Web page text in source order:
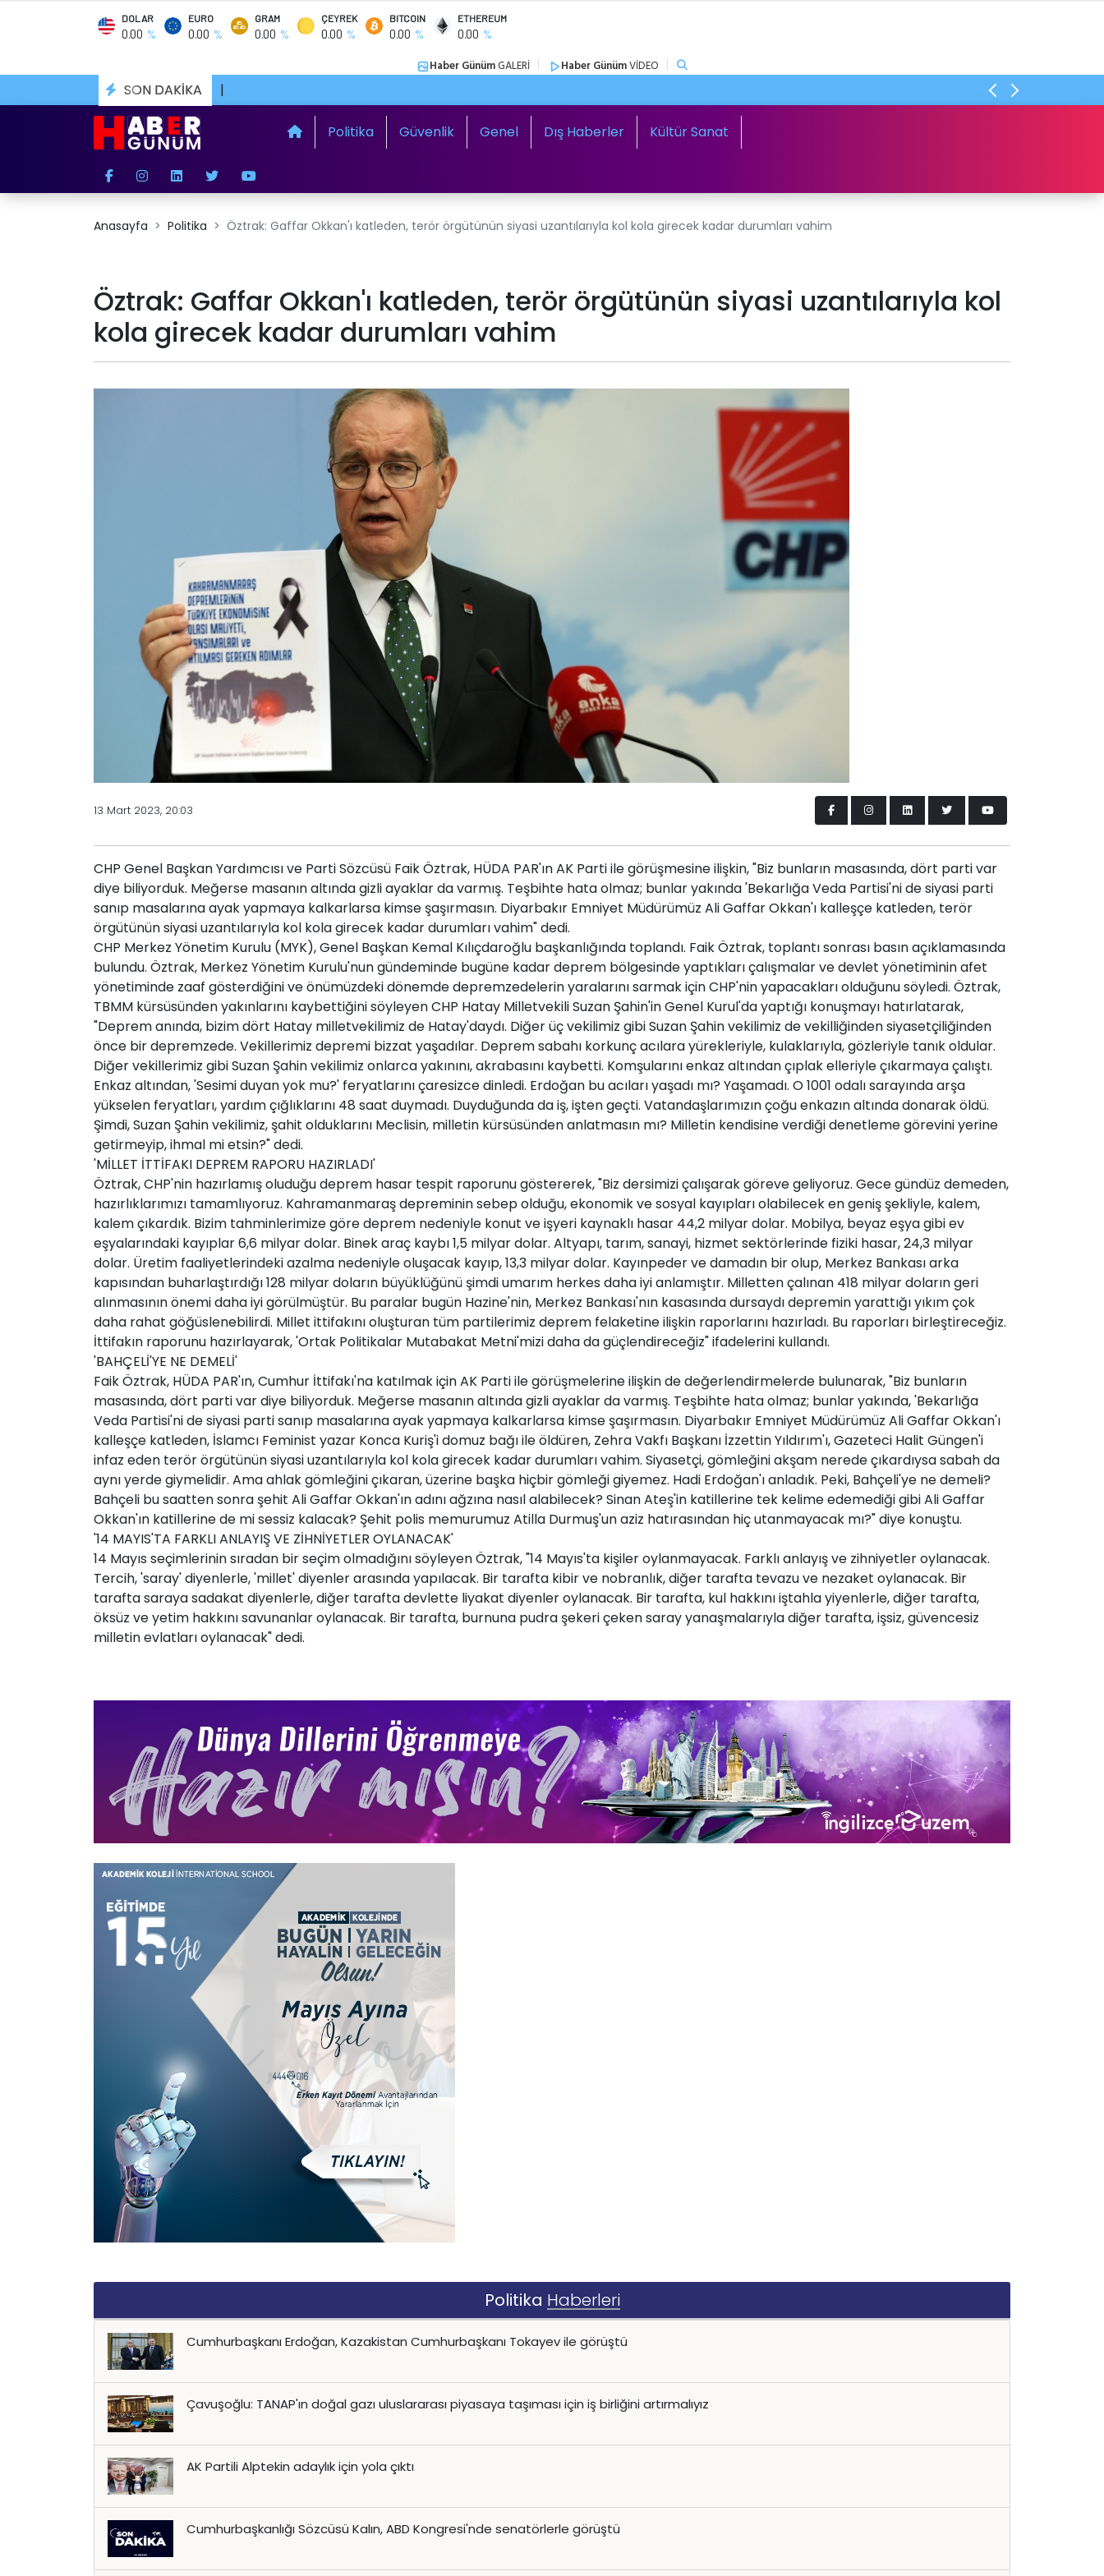
DOLAR
0.00 %
EURO
0.00 %
GRAM
0.00 %
ÇEYREK
0.00 %
BITCOIN
0.00 %
ETHEREUM
0.00 %
Haber GünümGALERİ | Haber GünümVİDEO |
SON DAKİKA
|
Politika Güvenlik Genel Dış Haberler Kültür Sanat
Anasayfa Politika Öztrak: Gaffar Okkan'ı katleden, terör örgütünün siyasi uzantılarıyla kol kola girecek kadar durumları vahim
Öztrak: Gaffar Okkan'ı katleden, terör örgütünün siyasi uzantılarıyla kol
kola girecek kadar durumları vahim
13 Mart 2023, 20:03
CHP Genel Başkan Yardımcısı ve Parti Sözcüsü Faik Öztrak, HÜDA PAR'ın AK Parti ile görüşmesine ilişkin, "Biz bunların masasında, dört parti var
diye biliyorduk. Meğerse masanın altında gizli ayaklar da varmış. Teşbihte hata olmaz; bunlar yakında 'Bekarlığa Veda Partisi'ni de siyasi parti
sanıp masalarına ayak yapmaya kalkarlarsa kimse şaşırmasın. Diyarbakır Emniyet Müdürümüz Ali Gaffar Okkan'ı kalleşçe katleden, terör
örgütünün siyasi uzantılarıyla kol kola girecek kadar durumları vahim" dedi.
CHP Merkez Yönetim Kurulu (MYK), Genel Başkan Kemal Kılıçdaroğlu başkanlığında toplandı. Faik Öztrak, toplantı sonrası basın açıklamasında
bulundu. Öztrak, Merkez Yönetim Kurulu'nun gündeminde bugüne kadar deprem bölgesinde yaptıkları çalışmalar ve devlet yönetiminin afet
yönetiminde zaaf gösterdiğini ve önümüzdeki dönemde depremzedelerin yaralarını sarmak için CHP'nin yapacakları olduğunu söyledi. Öztrak,
TBMM kürsüsünden yakınlarını kaybettiğini söyleyen CHP Hatay Milletvekili Suzan Şahin'in Genel Kurul'da yaptığı konuşmayı hatırlatarak,
"Deprem anında, bizim dört Hatay milletvekilimiz de Hatay'daydı. Diğer üç vekilimiz gibi Suzan Şahin vekilimiz de vekilliğinden siyasetçiliğinden
önce bir depremzede. Vekillerimiz depremi bizzat yaşadılar. Deprem sabahı korkunç acılara yürekleriyle, kulaklarıyla, gözleriyle tanık oldular.
Diğer vekillerimiz gibi Suzan Şahin vekilimiz onlarca yakınını, akrabasını kaybetti. Komşularını enkaz altından çıplak elleriyle çıkarmaya çalıştı.
Enkaz altından, 'Sesimi duyan yok mu?' feryatlarını çaresizce dinledi. Erdoğan bu acıları yaşadı mı? Yaşamadı. O 1001 odalı sarayında arşa
yükselen feryatları, yardım çığlıklarını 48 saat duymadı. Duyduğunda da iş, işten geçti. Vatandaşlarımızın çoğu enkazın altında donarak öldü.
Şimdi, Suzan Şahin vekilimiz, şahit olduklarını Meclisin, milletin kürsüsünden anlatmasın mı? Milletin kendisine verdiği denetleme görevini yerine
getirmeyip, ihmal mi etsin?" dedi.
'MİLLET İTTİFAKI DEPREM RAPORU HAZIRLADI'
Öztrak, CHP'nin hazırlamış oluduğu deprem hasar tespit raporunu göstererek, "Biz dersimizi çalışarak göreve geliyoruz. Gece gündüz demeden,
hazırlıklarımızı tamamlıyoruz. Kahramanmaraş depreminin sebep olduğu, ekonomik ve sosyal kayıpları olabilecek en geniş şekliyle, kalem,
kalem çıkardık. Bizim tahminlerimize göre deprem nedeniyle konut ve işyeri kaynaklı hasar 44,2 milyar dolar. Mobilya, beyaz eşya gibi ev
eşyalarındaki kayıplar 6,6 milyar dolar. Binek araç kaybı 1,5 milyar dolar. Altyapı, tarım, sanayi, hizmet sektörlerinde fiziki hasar, 24,3 milyar
dolar. Üretim faaliyetlerindeki azalma nedeniyle oluşacak kayıp, 13,3 milyar dolar. Kayınpeder ve damadın bir olup, Merkez Bankası arka
kapısından buharlaştırdığı 128 milyar doların büyüklüğünü şimdi umarım herkes daha iyi anlamıştır. Milletten çalınan 418 milyar doların geri
alınmasının önemi daha iyi görülmüştür. Bu paralar bugün Hazine'nin, Merkez Bankası'nın kasasında dursaydı depremin yarattığı yıkım çok
daha rahat göğüslenebilirdi. Millet ittifakını oluşturan tüm partilerimiz deprem felaketine ilişkin raporlarını hazırladı. Bu raporları birleştireceğiz.
İttifakın raporunu hazırlayarak, 'Ortak Politikalar Mutabakat Metni'mizi daha da güçlendireceğiz" ifadelerini kullandı.
'BAHÇELİ'YE NE DEMELİ'
Faik Öztrak, HÜDA PAR'ın, Cumhur İttifakı'na katılmak için AK Parti ile görüşmelerine ilişkin de değerlendirmelerde bulunarak, "Biz bunların
masasında, dört parti var diye biliyorduk. Meğerse masanın altında gizli ayaklar da varmış. Teşbihte hata olmaz; bunlar yakında, 'Bekarlığa
Veda Partisi'ni de siyasi parti sanıp masalarına ayak yapmaya kalkarlarsa kimse şaşırmasın. Diyarbakır Emniyet Müdürümüz Ali Gaffar Okkan'ı
kalleşçe katleden, İslamcı Feminist yazar Konca Kuriş'i domuz bağı ile öldüren, Zehra Vakfı Başkanı İzzettin Yıldırım'ı, Gazeteci Halit Güngen'i
infaz eden terör örgütünün siyasi uzantılarıyla kol kola girecek kadar durumları vahim. Siyasetçi, gömleğini akşam nerede çıkardıysa sabah da
aynı yerde giymelidir. Ama ahlak gömleğini çıkaran, üzerine başka hiçbir gömleği giyemez. Hadi Erdoğan'ı anladık. Peki, Bahçeli'ye ne demeli?
Bahçeli bu saatten sonra şehit Ali Gaffar Okkan'ın adını ağzına nasıl alabilecek? Sinan Ateş'in katillerine tek kelime edemediği gibi Ali Gaffar
Okkan'ın katillerine de mi sessiz kalacak? Şehit polis memurumuz Atilla Durmuş'un aziz hatırasından hiç utanmayacak mı?" diye konuştu.
'14 MAYIS'TA FARKLI ANLAYIŞ VE ZİHNİYETLER OYLANACAK'
14 Mayıs seçimlerinin sıradan bir seçim olmadığını söyleyen Öztrak, "14 Mayıs'ta kişiler oylanmayacak. Farklı anlayış ve zihniyetler oylanacak.
Tercih, 'saray' diyenlerle, 'millet' diyenler arasında yapılacak. Bir tarafta kibir ve nobranlık, diğer tarafta tevazu ve nezaket oylanacak. Bir
tarafta saraya sadakat diyenlerle, diğer tarafta devlette liyakat diyenler oylanacak. Bir tarafta, kul hakkını iştahla yiyenlerle, diğer tarafta,
öksüz ve yetim hakkını savunanlar oylanacak. Bir tarafta, burnuna pudra şekeri çeken saray yanaşmalarıyla diğer tarafta, işsiz, güvencesiz
milletin evlatları oylanacak" dedi.
Politika Haberleri
Cumhurbaşkanı Erdoğan, Kazakistan Cumhurbaşkanı Tokayev ile görüştü
Çavuşoğlu: TANAP'ın doğal gazı uluslararası piyasaya taşıması için iş birliğini artırmalıyız
AK Partili Alptekin adaylık için yola çıktı
Cumhurbaşkanlığı Sözcüsü Kalın, ABD Kongresi'nde senatörlerle görüştü